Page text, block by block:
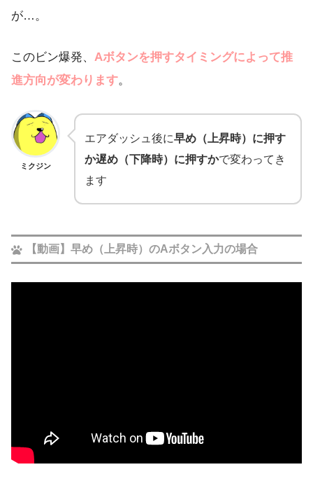
が…。
このビン爆発、 Aボタンを押すタイミングによって推
進方向が変わります。
ミクジン
エアダッシュ後に早め（上昇時）に押す
か遅め（下降時）に押すかで変わってき
ます
【動画】早め（上昇時）のAボタン入力の場合